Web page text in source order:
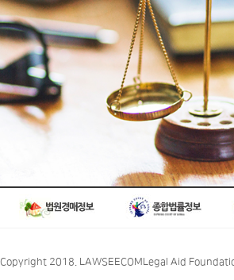
Copyright 2018. LAWSEECOMLegal Aid